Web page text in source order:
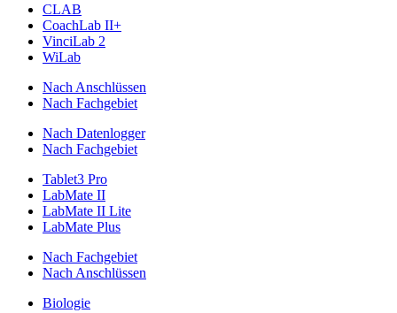
CLAB
CoachLab II+
VinciLab 2
WiLab
Nach Anschlüssen
Nach Fachgebiet
Nach Datenlogger
Nach Fachgebiet
Tablet3 Pro
LabMate II
LabMate II Lite
LabMate Plus
Nach Fachgebiet
Nach Anschlüssen
Biologie